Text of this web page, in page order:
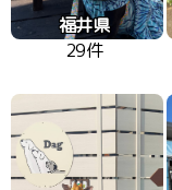
福井県
29件